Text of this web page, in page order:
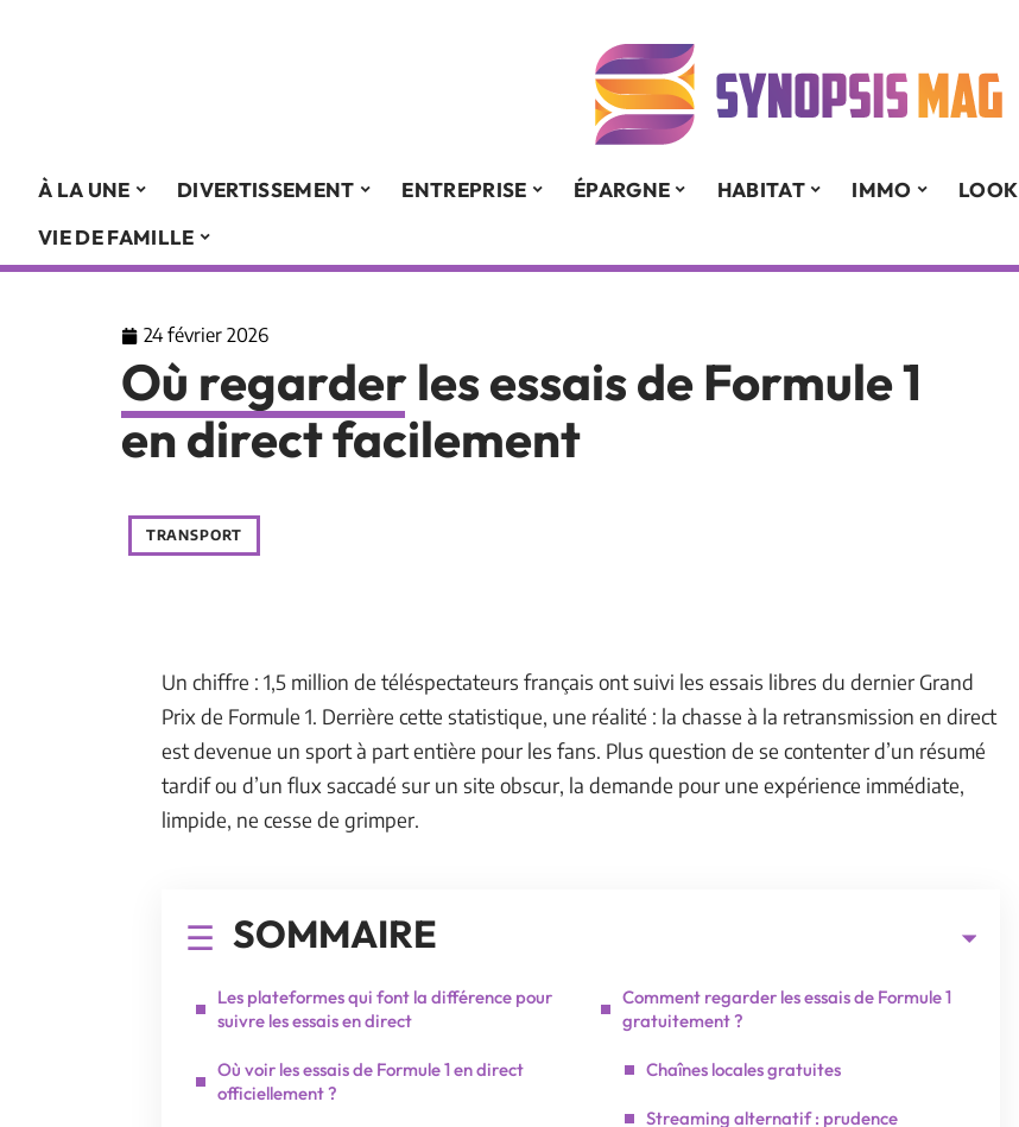
À LA UNE DIVERTISSEMENT ENTREPRISE ÉPARGNE HABITAT IMMO LOOK
VIE DE FAMILLE
24 février 2026
Où regarder les essais de Formule 1
en direct facilement
TRANSPORT
Un chiffre : 1,5 million de téléspectateurs français ont suivi les essais libres du dernier Grand
Prix de Formule 1. Derrière cette statistique, une réalité : la chasse à la retransmission en direct
est devenue un sport à part entière pour les fans. Plus question de se contenter d’un résumé
tardif ou d’un flux saccadé sur un site obscur, la demande pour une expérience immédiate,
limpide, ne cesse de grimper.
SOMMAIRE
Les plateformes qui font la différence pour
suivre les essais en direct
Où voir les essais de Formule 1 en direct
officiellement ?
Comment regarder les essais de Formule 1
gratuitement ?
Chaînes locales gratuites
Streaming alternatif : prudence